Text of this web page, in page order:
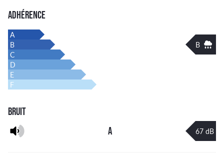
ADHÉRENCE
A
B
B
C
D
E
F
BRUIT
A
67 dB